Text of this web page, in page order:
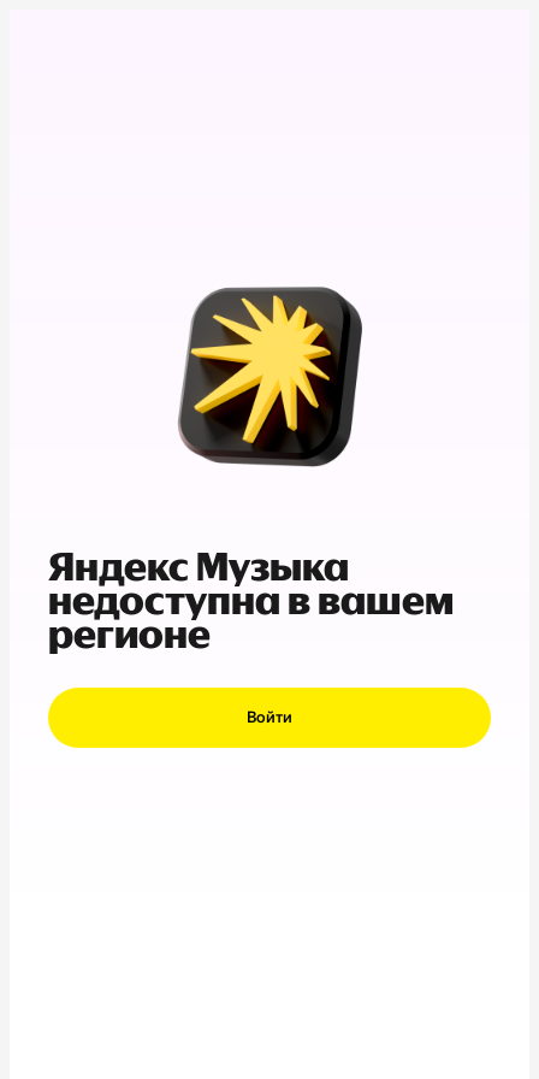
Яндекс Музыка
недоступна в вашем
регионе
Войти